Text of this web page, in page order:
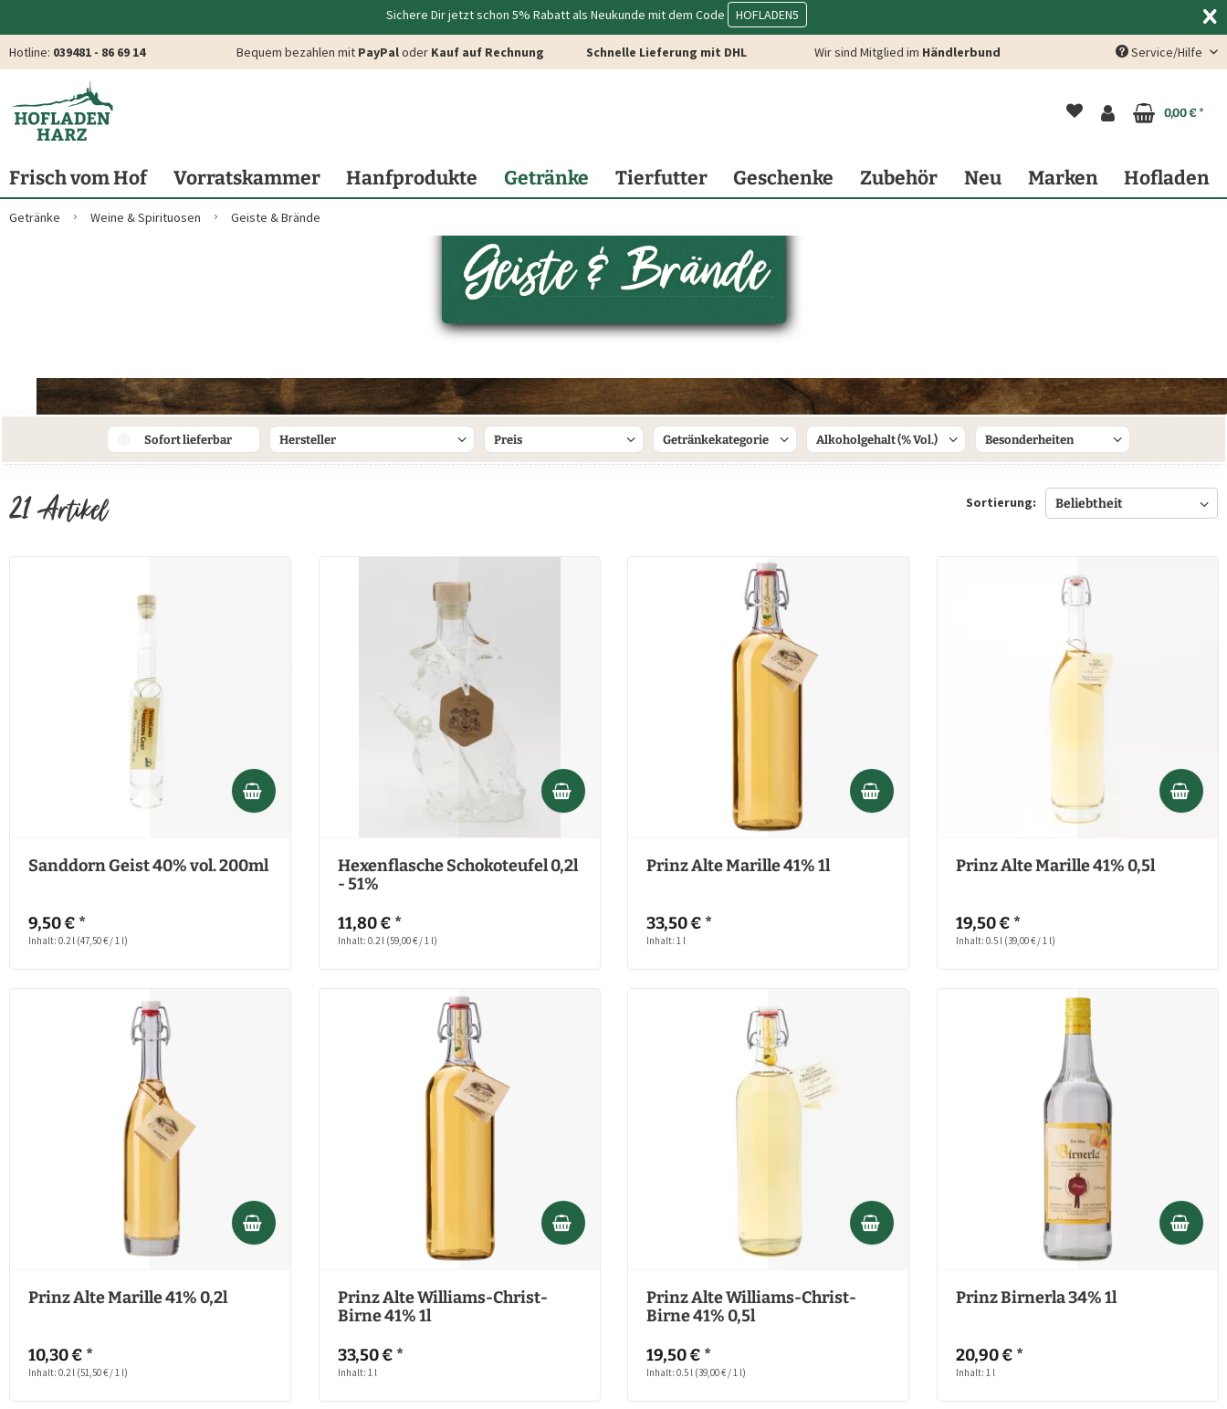
Sichere Dir jetzt schon 5% Rabatt als Neukunde mit dem Code HOFLADEN5
Hotline: 039481 - 86 69 14 Bequem bezahlen mit PayPaloder Kauf auf Rechnung Schnelle Lieferung mit DHL Wir sind Mitglied im Händlerbund Service/Hilfe
0,00 € *
Frisch vom Hof Vorratskammer Hanfprodukte Getränke Tierfutter Geschenke Zubehör Neu Marken Hofladen
Getränke Weine & Spirituosen Geiste & Brände
Geiste & Brände
Sofort lieferbar Hersteller Preis Getränkekategorie Alkoholgehalt (% Vol.) Besonderheiten
Enthält Alkohol
21Artikel Sortierung:
Sanddorn Geist 40% vol. 200ml
9,50 € *
Inhalt: 0.2 l (47,50 € / 1 l)
Hexenflasche Schokoteufel 0,2l
- 51%
11,80 € *
Inhalt: 0.2 l (59,00 € / 1 l)
Prinz Alte Marille 41% 1l
33,50 € *
Inhalt: 1 l
Prinz Alte Marille 41% 0,5l
19,50 € *
Inhalt: 0.5 l (39,00 € / 1 l)
Prinz Alte Marille 41% 0,2l
10,30 € *
Inhalt: 0.2 l (51,50 € / 1 l)
Prinz Alte Williams-Christ-
Birne 41% 1l
33,50 € *
Inhalt: 1 l
Prinz Alte Williams-Christ-
Birne 41% 0,5l
19,50 € *
Inhalt: 0.5 l (39,00 € / 1 l)
Prinz Birnerla 34% 1l
20,90 € *
Inhalt: 1 l